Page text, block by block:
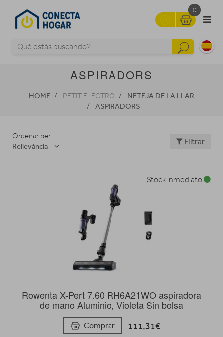
0
ASPIRADORS
HOME PETIT ELECTRO
NETEJA DE LA LLAR
ASPIRADORS
Ordenar per:
Rellevància
Filtrar
Rowenta X-Pert 7.60 RH6A21WO aspiradora
de mano Aluminio, Violeta Sin bolsa
Comprar 111,31€
Stock inmediato